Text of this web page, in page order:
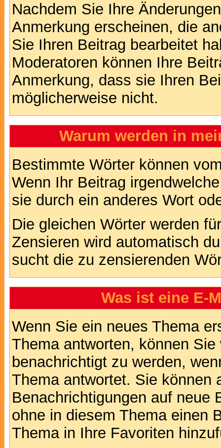
Nachdem Sie Ihre
Anmerkung erscheinen, die
Sie Ihren Beitrag bearbeitet
Moderatoren können Ihre
Anmerkung, dass sie Ihren
möglicherweise nicht.
Warum werden in
Bestimmte Wörter können
Wenn Ihr Beitrag
sie durch ein anderes Wort
Die gleichen Wörter werden
Zensieren wird automatisch
sucht die zu zensierenden
Was ist eine E-
Wenn Sie ein neues Thema
Thema antworten, können
benachrichtigt zu werden,
Thema antwortet. Sie können
Benachrichtigungen auf neue
ohne in diesem Thema einen
Thema in Ihre Favoriten